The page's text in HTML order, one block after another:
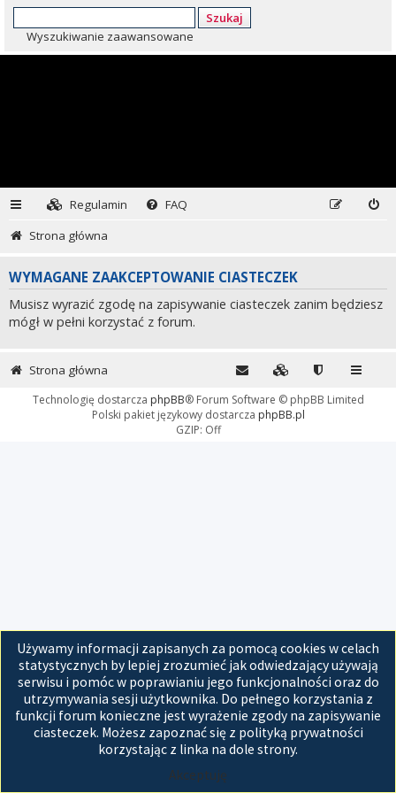
Szukaj
Wyszukiwanie zaawansowane
Regulamin
FAQ
Strona główna
WYMAGANE ZAAKCEPTOWANIE CIASTECZEK
Musisz wyrazić zgodę na zapisywanie ciasteczek zanim będziesz
mógł w pełni korzystać z forum.
Używamy informacji zapisanych za pomocą cookies w celach
statystycznych by lepiej zrozumieć jak odwiedzający używają
serwisu i pomóc w poprawianiu jego funkcjonalności oraz do
utrzymywania sesji użytkownika. Do pełnego korzystania z
funkcji forum konieczne jest wyrażenie zgody na zapisywanie
ciasteczek. Możesz zapoznać się z polityką prywatności
korzystając z linka na dole strony.
Akceptuję
Strona główna
Technologię dostarcza phpBB® Forum Software © phpBB Limited
Polski pakiet językowy dostarcza phpBB.pl
GZIP: Off